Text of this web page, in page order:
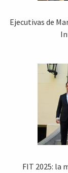
Ejecutivas de
FIT 2025: la